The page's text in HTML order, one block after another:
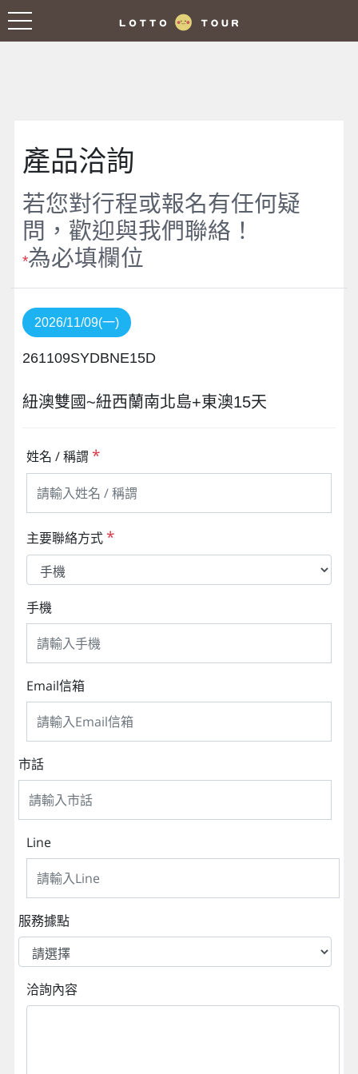
產品洽詢
若您對行程或報名有任何疑
問，歡迎與我們聯絡！
*為必填欄位
2026/11/09(一)
261109SYDBNE15D
紐澳雙國~紐西蘭南北島+東澳15天
姓名 / 稱謂 *
主要聯絡方式*
手機
Email信箱
市話
Line
服務據點
洽詢內容